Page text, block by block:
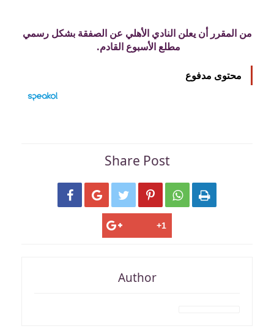
من المقرر أن يعلن النادي الأهلي عن الصفقة بشكل رسمي
مطلع الأسبوع القادم.
محتوى مدفوع
Share Post
     
Author